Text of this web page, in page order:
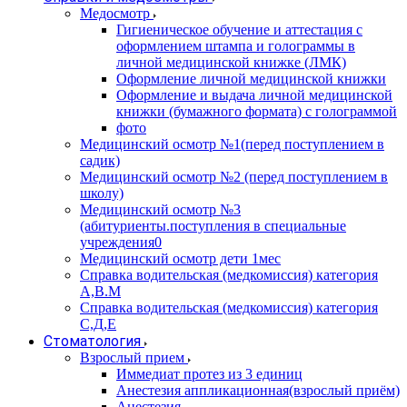
Медосмотр
Гигиеническое обучение и аттестация с
оформлением штампа и голограммы в
личной медицинской книжке (ЛМК)
Оформление личной медицинской книжки
Оформление и выдача личной медицинской
книжки (бумажного формата) с голограммой
фото
Медицинский осмотр №1(перед поступлением в
садик)
Медицинский осмотр №2 (перед поступлением в
школу)
Медицинский осмотр №3
(абитуриенты.поступления в специальные
учреждения0
Медицинский осмотр дети 1мес
Справка водительская (медкомиссия) категория
А,В.М
Справка водительская (медкомиссия) категория
С,Д,Е
Стоматология
Взрослый прием
Иммедиат протез из 3 единиц
Анестезия аппликационная(взрослый приём)